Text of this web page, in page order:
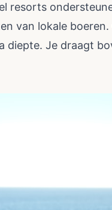
resorts
van lokale
Je draagt